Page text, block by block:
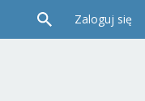
Zaloguj się